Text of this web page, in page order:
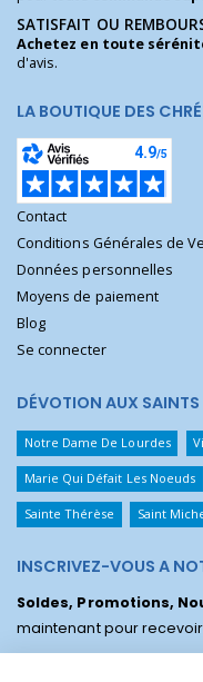
SATISFAIT OU
Achetez en toute
d'avis.
LA BOUTIQUE DES
Contact
Conditions Générales de
Données personnelles
Moyens de paiement
Blog
Se connecter
DÉVOTION AUX SAINTS
Notre Dame De Lourdes
Marie Qui Défait Les Noeuds
Sainte Thérèse Saint
INSCRIVEZ-VOUS A
Soldes, Promotions,
maintenant pour